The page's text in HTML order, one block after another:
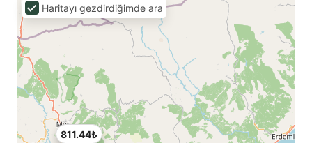
811.44₺
Haritayı gezdirdiğimde ara